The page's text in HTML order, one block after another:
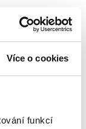
Více o cookies
funkcí